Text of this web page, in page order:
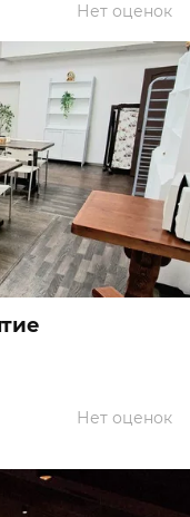
Нет оценок
Нет оценок